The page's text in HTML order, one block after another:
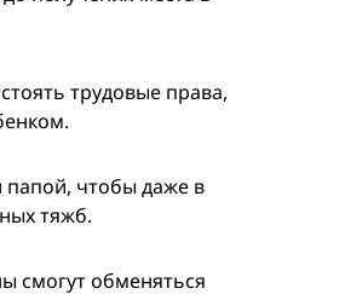
трудовые права,
чтобы даже в
тяжб.
смогут обменяться